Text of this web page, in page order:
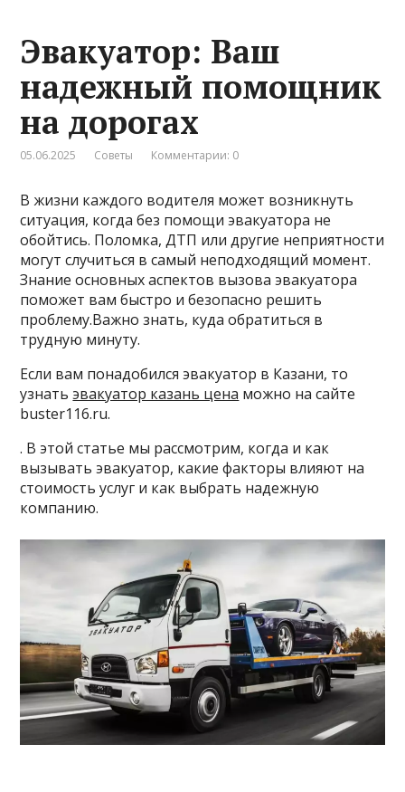
Эвакуатор: Ваш
надежный помощник
на дорогах
05.06.2025 Советы Комментарии: 0
В жизни каждого водителя может возникнуть
ситуация, когда без помощи эвакуатора не
обойтись. Поломка, ДТП или другие неприятности
могут случиться в самый неподходящий момент.
Знание основных аспектов вызова эвакуатора
поможет вам быстро и безопасно решить
проблему.Важно знать, куда обратиться в
трудную минуту.
Если вам понадобился эвакуатор в Казани, то
узнатьэвакуатор казань цена можно на сайте
buster116.ru.
. В этой статье мы рассмотрим, когда и как
вызывать эвакуатор, какие факторы влияют на
стоимость услуг и как выбрать надежную
компанию.